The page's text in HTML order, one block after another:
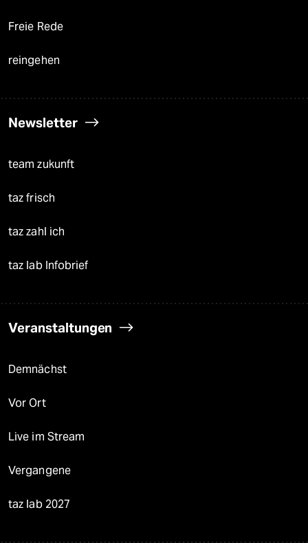
Freie Rede
reingehen
Newsletter
team zukunft
taz frisch
taz zahl ich
taz lab Infobrief
Veranstaltungen
Demnächst
Vor Ort
Live im Stream
Vergangene
taz lab 2027